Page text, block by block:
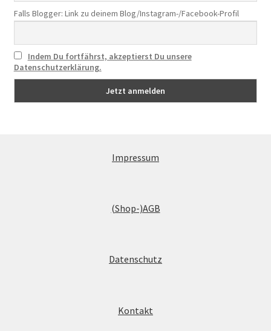
Falls Blogger: Link zu deinem Blog/Instagram-/Facebook-Profil
Indem Du fortfährst, akzeptierst Du unsere
Datenschutzerklärung.
Impressum
(Shop-)AGB
Datenschutz
Kontakt